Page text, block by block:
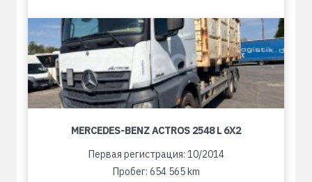
MERCEDES-BENZ ACTROS 2548 L 6X2
Первая регистрация: 10/2014
Пробег: 654 565 km